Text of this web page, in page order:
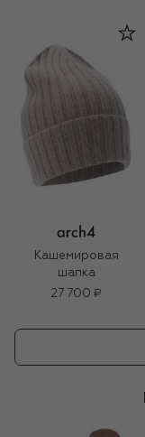
Кашемировая
шапка
27 700 ₽